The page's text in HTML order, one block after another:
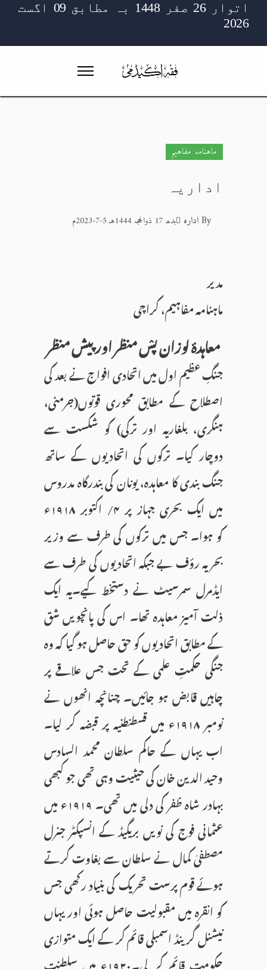
اتوار 26 صفر 1448 بہ مطابق 09 اگست
2026
ماہنامہ مفاہیم
اداریہ
Byادارہ بدھ 17 ذوالحجہ 1444هـ 5-7-2023م
مدیر
ماہنامہ مفاہیم، کراچی
معاہدۂ لوزان پسْ منظر اور پیش منظر
جنگِ عظیم اول میں اتحادی افواج نے بعد کی
اصطلاح کے مطابق محوری قوتوں(جرمنی،
ہنگری، بلغاریہ اور ترکی) کو شکست سے
دوچار کیا۔ ترکوں کی اتحادیوں کے ساتھ
جنگ بندی کا معاہدہ، یونان کی بندرگاہ مدروس
میں ایک بحری جہاز پر ۴/ اکتوبر ۱۹۱۸ء
کو ہوا۔ جس میں ترکوں کی طرف سے وزیر
بحریہ رؤف بے جبکہ اتحادیوں کی طرف سے
ایڈمرل سمرسیٹ نے دستخط کیے۔یہ ایک
ذلت آمیز معاہدہ تھا۔ اس کی پانچویں شق
کے مطابق اتحادیوں کو حق حاصل ہو گیا کہ وہ
جنگی حکمتِ علمی کے تحت جس علاقے پر
چاہیں قابض ہو جائیں۔ چنانچہ انھوں نے
نومبر ۱۹۱۸ء میں قسطنطنیہ پر قبضہ کر لیا۔
اب یہاں کے حاکم سلطان محمد السادس
وحید الدین خان کی حیثیت وہی تھی جو کبھی
بہادر شاہ ظفر کی دلی میں تھی۔ ۱۹۱۹ء میں
عثمانی فوج کی نویں بریگیڈ کے انسپکٹر جنرل
مصطفیٰ کمال نے سلطان سے بغاوت کرتے
ہوئے قوم پرست تحریک کی بنیاد رکھی جس
کو انقرہ میں مقبولیت حاصل ہوئی اور یہاں
نیشنل گرینڈ اسمبلی قائم کر کے ایک متوازی